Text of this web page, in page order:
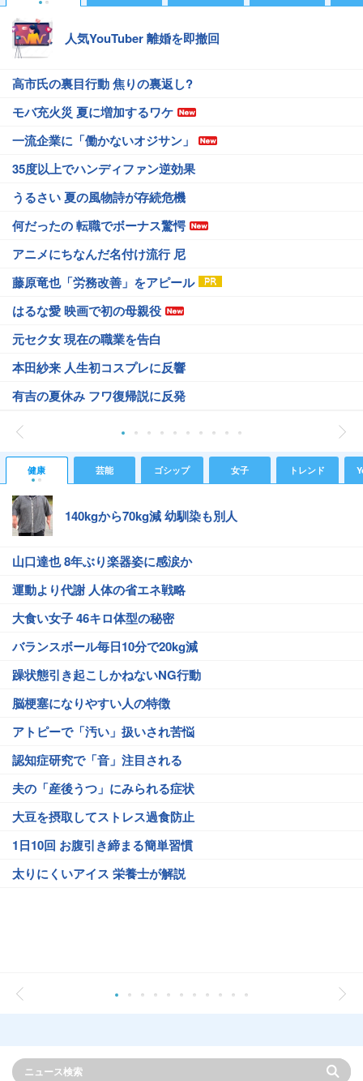
人気YouTuber 離婚を即撤回
高市氏の裏目行動 焦りの裏返し?
モバ充火災 夏に増加するワケ
一流企業に「働かないオジサン」
35度以上でハンディファン逆効果
うるさい 夏の風物詩が存続危機
何だったの 転職でボーナス驚愕
アニメにちなんだ名付け流行 尼
藤原竜也「労務改善」をアピール
はるな愛 映画で初の母親役
元セク女 現在の職業を告白
本田紗来 人生初コスプレに反響
有吉の夏休み フワ復帰説に反発
健康 芸能 ゴシップ 女子 トレンド
140kgから70kg減 幼馴染も別人
山口達也 8年ぶり楽器姿に感涙か
運動より代謝 人体の省エネ戦略
大食い女子 46キロ体型の秘密
バランスボール毎日10分で20kg減
躁状態引き起こしかねないNG行動
脳梗塞になりやすい人の特徴
アトピーで「汚い」扱いされ苦悩
認知症研究で「音」注目される
夫の「産後うつ」にみられる症状
大豆を摂取してストレス過食防止
1日10回 お腹引き締まる簡単習慣
太りにくいアイス 栄養士が解説